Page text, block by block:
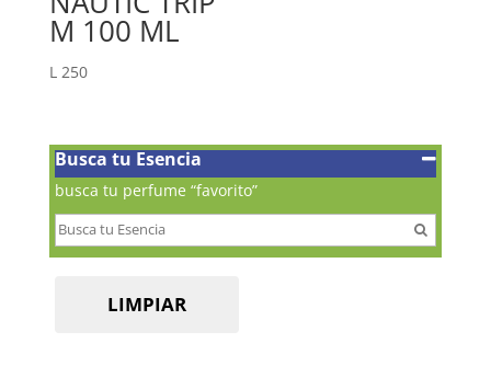
M 100 ML
L 250
Busca tu Esencia
busca tu perfume “favorito”
LIMPIAR